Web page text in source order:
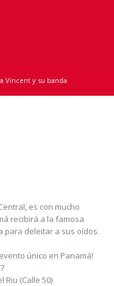
Vincent y su banda
es con mucho
recibirá a la famosa
para deleitar a sus oídos.
único en Panamá!
Riu (Calle 50)